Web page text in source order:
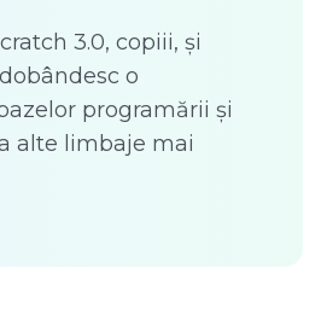
3.0, copiii, și
o
programării și
alte limbaje mai